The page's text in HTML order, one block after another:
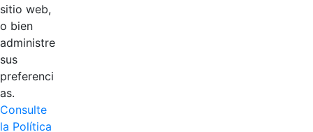
sitio web,
o bien
administre
sus
preferenci
as.
Consulte
la Política